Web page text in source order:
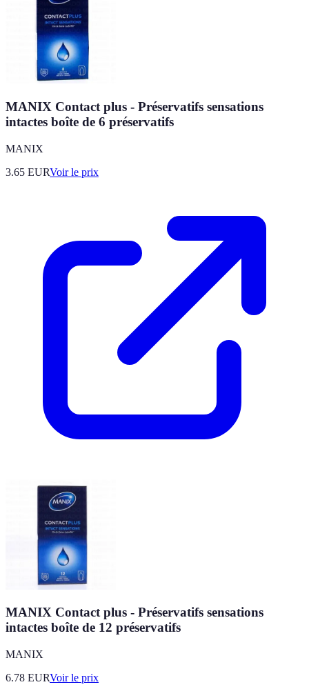
MANIX Contact plus - Préservatifs sensations
intactes boîte de 6 préservatifs
MANIX
3.65 EURVoir le prix
MANIX Contact plus - Préservatifs sensations
intactes boîte de 12 préservatifs
MANIX
6.78 EURVoir le prix